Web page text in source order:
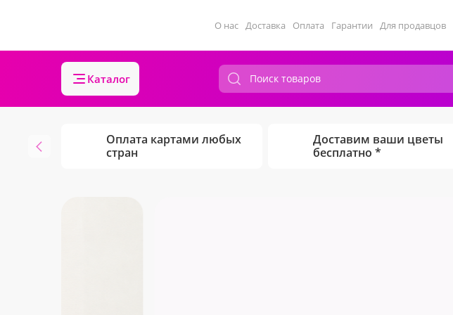
О нас Доставка Оплата Гарантии Для продавцов
Каталог
Оплата картами любых
стран
Доставим ваши цветы
бесплатно *